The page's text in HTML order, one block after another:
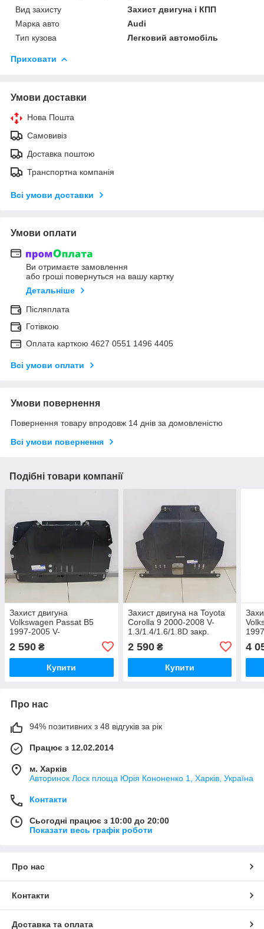
Вид захисту
Захист двигуна і КПП
Марка авто
Audi
Тип кузова
Легковий автомобіль
Приховати
Умови доставки
Нова Пошта
Самовивіз
Доставка поштою
Транспортна компанія
Всі умови доставки
Умови оплати
Ви отримаєте замовлення
або гроші повернуться на вашу картку
Детальніше
Післяплата
Готівкою
Оплата карткою 4627 0551 1496 4405
Всі умови оплати
Умови повернення
Повернення товару впродовж 14 днів за домовленістю
Всі умови повернення
Подібні товари компанії
Захист двигуна
Volkswagen Passat B5
1997-2005 V-
сталь 2 мм, закр. двс+рад
2 590 ₴
Купити
Захист двигуна на Toyota
Corolla 9 2000-2008 V-
1.3/1.4/1.6/1.8D закр.
2 590₴
Купити
4
Про нас
94% позитивних з 48 відгуків за рік
Працює з 12.02.2014
м. Харків
Авторинок Лоск площа Юрія Кононенко 1, Харків, Україна
Контакти
Сьогодні працює з 10:00 до 20:00
Показати весь графік роботи
Про нас
Контакти
Доставка та оплата